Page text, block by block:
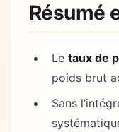
Résumé
Le taux de
poids brut
Sans